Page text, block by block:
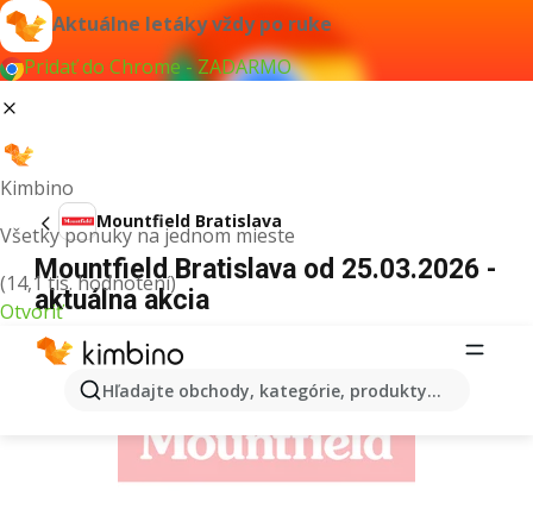
Aktuálne letáky vždy po ruke
Pridať do Chrome - ZADARMO
Kimbino
Všetky ponuky na jednom mieste
(14,1 tis. hodnotení)
Otvoriť
Hľadajte obchody, kategórie, produkty...
Mountfield Bratislava
Mountfield Bratislava od 25.03.2026 -
aktuálna akcia